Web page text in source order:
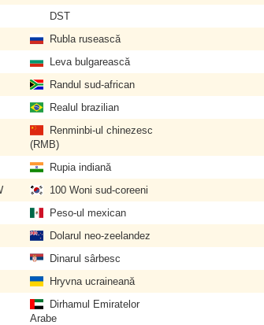
DST
Rubla rusească
Leva bulgarească
Randul sud-african
Realul brazilian
Renminbi-ul chinezesc
(RMB)
Rupia indiană
100 Woni sud-coreeni
Peso-ul mexican
Dolarul neo-zeelandez
Dinarul sârbesc
Hryvna ucraineană
Dirhamul Emiratelor
Arabe